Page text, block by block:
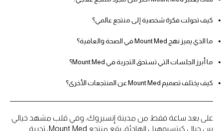
كيف تحولت فكرة شخصية إلى منتجع عالمي؟
ما الذي يميز نهج Mount Med في الصحة والعافية؟
ما أبرز الجلسات التي تستحق التجربة في Mount Med؟
كيف يختلف تصميم Mount Med عن المنتجعات الأخرى؟
على بعد ساعة فقط من مدينة إنسبروك، وفي قلب مشهد خيالي
بين جبال كيتسبوهيل الهادئة، يقع منتجع Mount Med، تجربة